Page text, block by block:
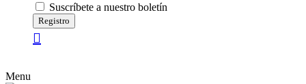
Suscríbete a nuestro boletín
Registro
Menu